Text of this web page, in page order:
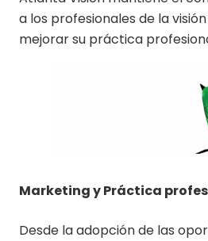
a los profesionales de la
mejorar su práctica
Marketing y Práctica
Desde la adopción de las